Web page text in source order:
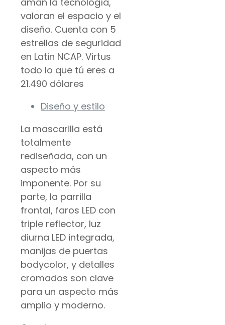
valoran el espacio y el
diseño. Cuenta con 5
estrellas de seguridad
en Latin NCAP. Virtus
todo lo que tú eres a
21.490 dólares
Diseño y estilo
La mascarilla está
totalmente
rediseñada, con un
aspecto más
imponente. Por su
parte, la parrilla
frontal, faros LED con
triple reflector, luz
diurna LED integrada,
manijas de puertas
bodycolor, y detalles
cromados son clave
para un aspecto más
amplio y moderno.